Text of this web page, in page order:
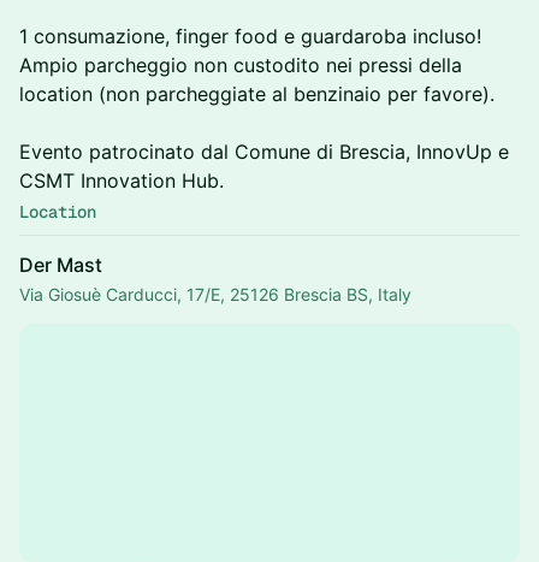
1 consumazione, finger food e guardaroba incluso!
Ampio parcheggio non custodito nei pressi della
location (non parcheggiate al benzinaio per favore).
Evento patrocinato dal Comune di Brescia, InnovUp e
CSMT Innovation Hub.
Location
Der Mast
Via Giosuè Carducci, 17/E, 25126 Brescia BS, Italy